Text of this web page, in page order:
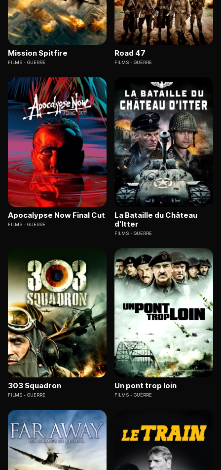
Mission Spitfire
FILMS GUERRE
Road 47
FILMS GUERRE
Apocalypse Now Final Cut
FILMS GUERRE
La Bataille du Château
d'Itter
FILMS GUERRE
303 Squadron
FILMS GUERRE
Un pont trop loin
FILMS GUERRE